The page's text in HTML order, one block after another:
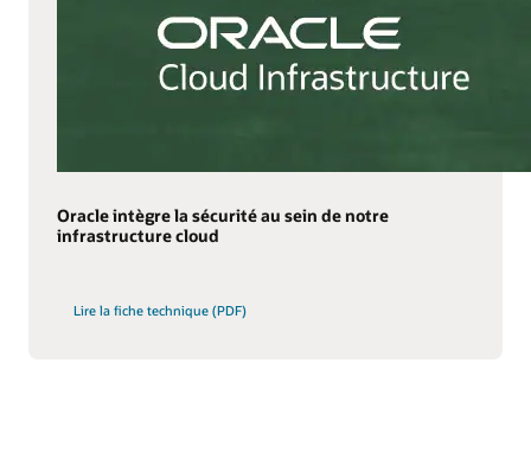
Oracle intègre la sécurité au sein de notre
infrastructure cloud
Lire la fiche technique (PDF)